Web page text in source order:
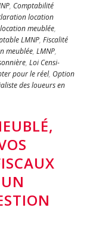
, Comptabilité
location
meublée,
LMNP, Fiscalité
meublée, LMNP,
, Loi Censi-
pour le réel, Option
des loueurs en